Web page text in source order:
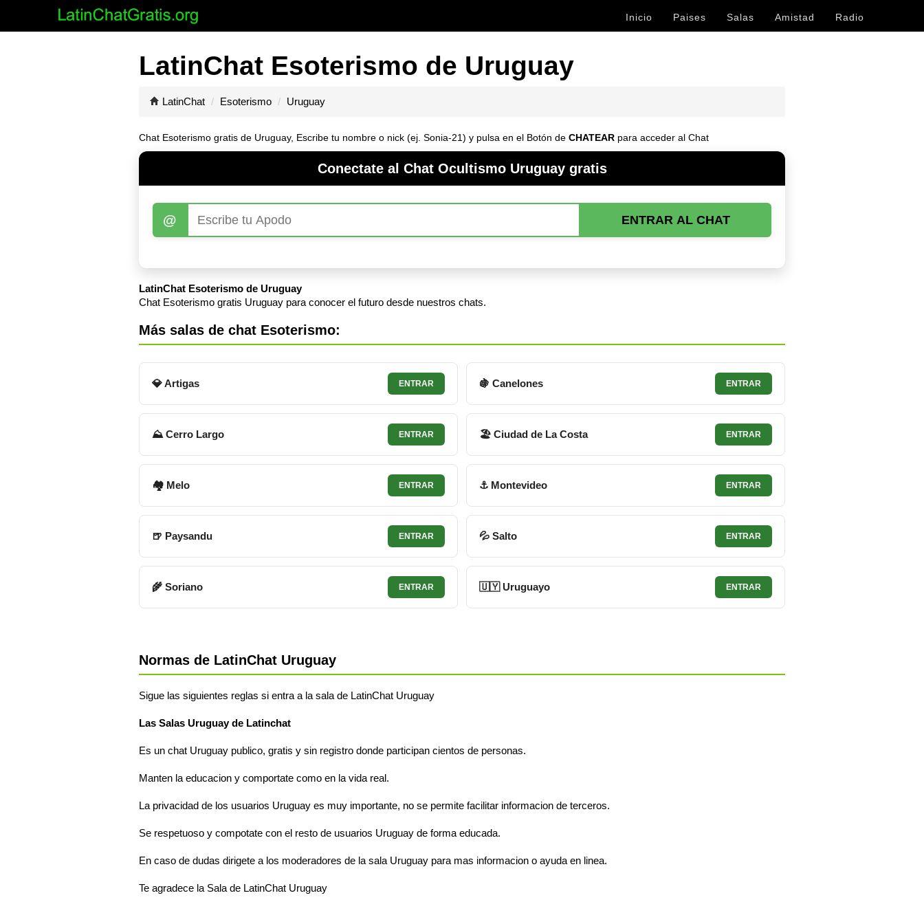
Inicio Paises Salas Amistad Radio
LatinChat Esoterismo de Uruguay
LatinChat Esoterismo Uruguay
Chat Esoterismo gratis de Uruguay, Escribe tu nombre o nick (ej. Sonia-21) y pulsa en el Botón de CHATEAR para acceder al Chat
Conectate al Chat Ocultismo Uruguay gratis
@ ENTRAR AL CHAT
LatinChat Esoterismo de Uruguay
Chat Esoterismo gratis Uruguay para conocer el futuro desde nuestros chats.
Más salas de chat Esoterismo:
💎 Artigas ENTRAR 🍇 Canelones ENTRAR
⛰ Cerro Largo ENTRAR 🏖 Ciudad de La Costa ENTRAR
🏘 Melo ENTRAR ⚓ Montevideo ENTRAR
🍺 Paysandu ENTRAR 💦 Salto ENTRAR
🌾 Soriano ENTRAR 🇺🇾 Uruguayo ENTRAR
Normas de LatinChat Uruguay
Sigue las siguientes reglas si entra a la sala de LatinChat Uruguay
Las Salas Uruguay de Latinchat
Es un chat Uruguay publico, gratis y sin registro donde participan cientos de personas.
Manten la educacion y comportate como en la vida real.
La privacidad de los usuarios Uruguay es muy importante, no se permite facilitar informacion de terceros.
Se respetuoso y compotate con el resto de usuarios Uruguay de forma educada.
En caso de dudas dirigete a los moderadores de la sala Uruguay para mas informacion o ayuda en linea.
Te agradece la Sala de LatinChat Uruguay